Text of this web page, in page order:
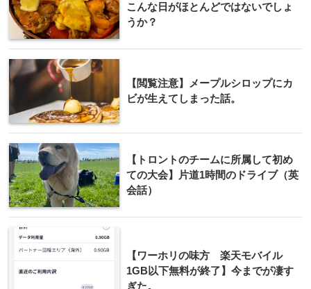
こんな日がほとんどではないでしょ
うか？
【閲覧注意】メープルシロップにカ
ビが生えてしまった話。
【トロントのチームに所属して初め
ての大会】片道1時間のドライブ（英
会話）
【ワーホリの味方 楽天モバイル
1GB以下無料が終了】今までが凄す
ぎた。